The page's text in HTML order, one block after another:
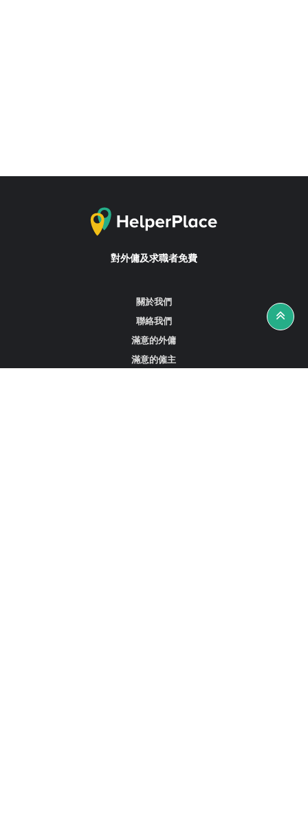
對外傭及求職者免費
關於我們
聯絡我們
滿意的外傭
滿意的僱主